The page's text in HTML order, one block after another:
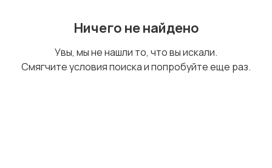
инструментыНичего не найдено
Увы, мы не нашли то, что вы искали.
Смягчите условия поиска и попробуйте еще раз.